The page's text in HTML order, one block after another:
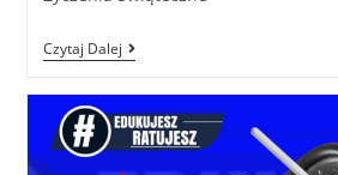
Czytaj Dalej